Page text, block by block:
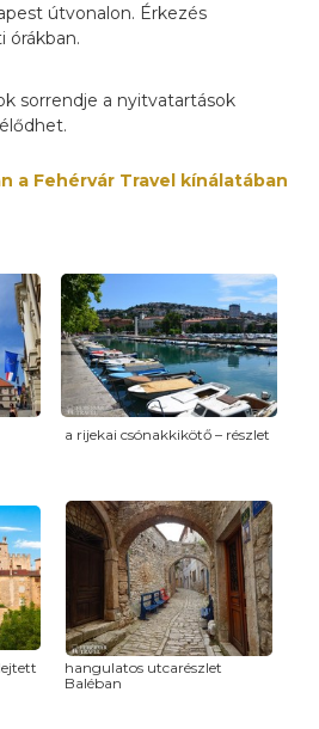
útvonalon. Érkezés
órákban.
sorrendje a nyitvatartások
a Fehérvár Travel kínálatában
a rijekai csónakkikötő – részlet
hangulatos utcarészlet
Baléban